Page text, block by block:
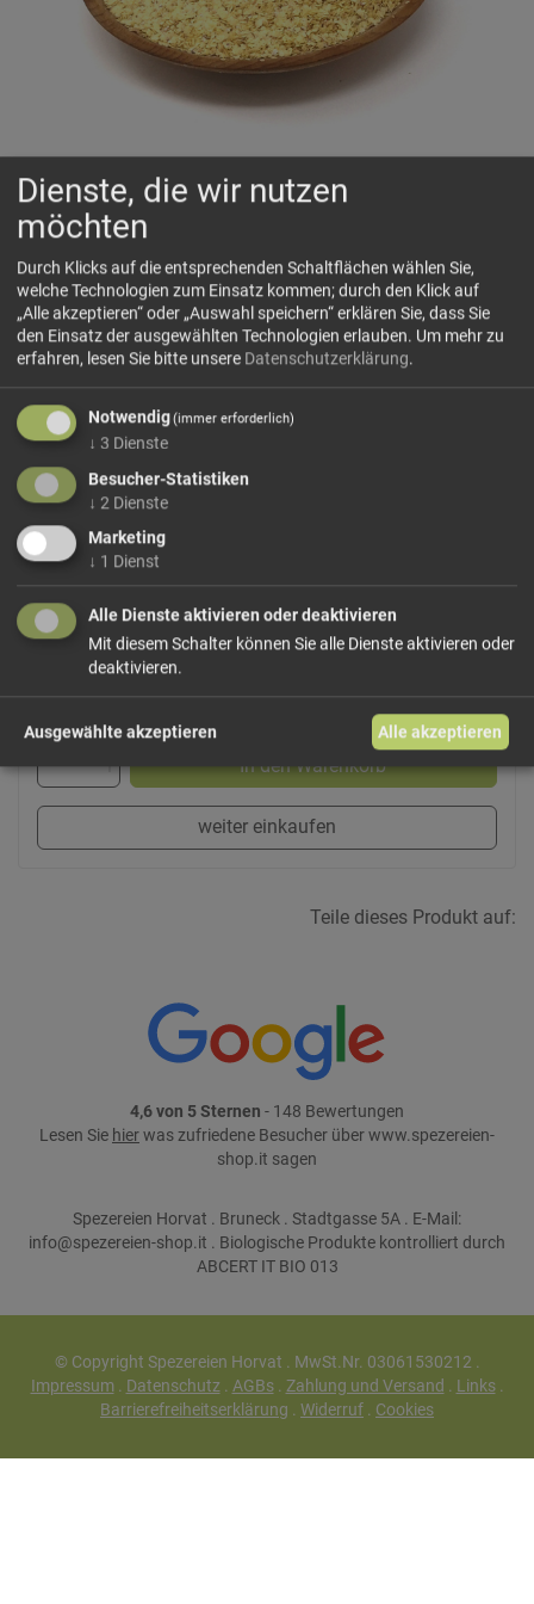
Weizenkeime
🌾Goldene Keimkraft aus dem Weizenkorn
🗺 Herkunft
Weizenkeime sind der nährstoffreiche Keimling des
Verarbeitung von Weizen. Sie gelten als besonders
wertvoller Bestandteil des Korns, da im Keimling viele
mehr Infos +
Dieses Produkt führen wir lose.
In den Warenkorb
weiter einkaufen
Teile dieses Produkt auf:
4,6 von 5 Sternen - 148 Bewertungen
Lesen Sie hierwas zufriedene Besucher über www.spezereien-
shop.it sagen
Spezereien Horvat . Bruneck . Stadtgasse 5A . E-Mail:
info@spezereien-shop.it . Biologische Produkte kontrolliert durch
ABCERT IT BIO 013
© Copyright Spezereien Horvat . MwSt.Nr. 03061530212 .
Impressum. Datenschutz. AGBs. Zahlung und Versand . Links.
Barrierefreiheitserklärung . Widerruf . Cookies
Dienste, die wir nutzen
möchten
Durch Klicks auf die entsprechenden Schaltflächen wählen Sie,
welche Technologien zum Einsatz kommen; durch den Klick auf
„Alle akzeptieren“ oder „Auswahl speichern“ erklären Sie, dass Sie
den Einsatz der ausgewählten Technologien erlauben. Um mehr zu
erfahren, lesen Sie bitte unsere Datenschutzerklärung.
Notwendig(immer erforderlich)
↓ 3 Dienste
Besucher-Statistiken
↓ 2 Dienste
Marketing
↓ 1 Dienst
Alle Dienste aktivieren oder deaktivieren
Mit diesem Schalter können Sie alle Dienste aktivieren oder
deaktivieren.
Ausgewählte akzeptieren Alle akzeptieren